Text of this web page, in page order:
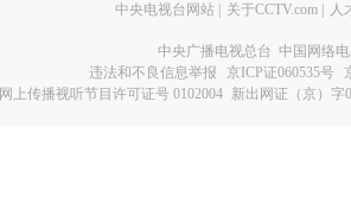
中央电视台网站 关于CCTV.com 人
中央广播电视总台 中国网络
违法和不良信息举报
京ICP证060535号
网上传播视听节目许可证号 0102004 新出网证（京）